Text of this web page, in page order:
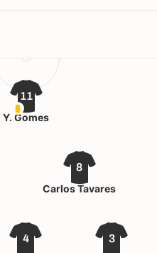
4
3
8
Carlos Tavares
11
Y. Gomes